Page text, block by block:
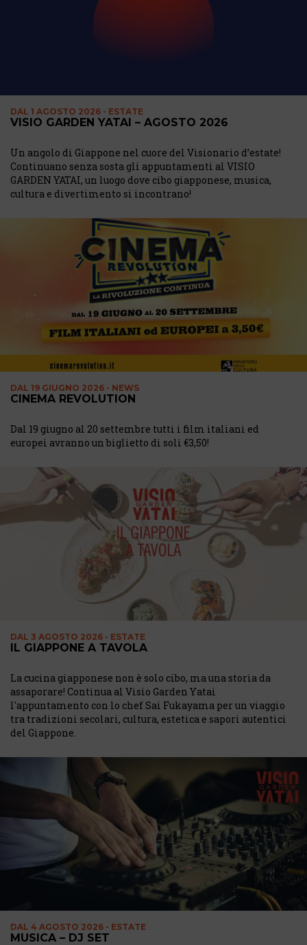
DAL 1 AGOSTO 2026 - ESTATE
VISIO GARDEN YATAI – AGOSTO 2026
Un angolo di Giappone nel cuore del Visionario d’estate!
Continuano senza sosta gli appuntamenti al VISIO
GARDEN YATAI, un luogo dove cibo giapponese, musica,
cultura e divertimento si incontrano!
DAL 19 GIUGNO 2026 - NEWS
CINEMA REVOLUTION
Dal 19 giugno al 20 settembre tutti i film italiani ed
europei avranno un biglietto di soli €3,50!
DAL 3 AGOSTO 2026 - ESTATE
IL GIAPPONE A TAVOLA
La cucina giapponese non è solo cibo, ma una storia da
assaporare! Continua al Visio Garden Yatai
l'appuntamento con lo chef Sai Fukayama per un viaggio
tra tradizioni secolari, cultura, estetica e sapori autentici
del Giappone.
DAL 4 AGOSTO 2026 - ESTATE
MUSICA – DJ SET